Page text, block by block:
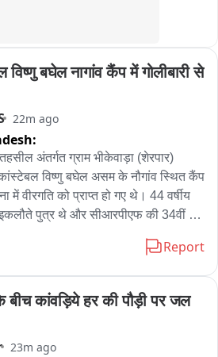
बघेल नागांव कैंप में गोलीबारी से
22m ago
अंतर्गत ग्राम भीकेवाड़ा (शेरपार)
विष्णु बघेल असम के नौगांव स्थित कैंप
में वीरगति को प्राप्त हो गए थे। 44 वर्षीय
पुत्र थे और सीआरपीएफ की 34वीं
तैनात ASI बलानी प्रेमावरम ने गार्ड रूम से
गार्ड में अचानक फायरिंग शुरू कर दी। इस
लगी। उन्हें तत्काल अस्पताल ले जाया गया,
दम तोड़ दिया। घटना के बाद आरोपी ASI
Report
के बीच कांवड़िये हर की पौड़ी पर जल
23m ago